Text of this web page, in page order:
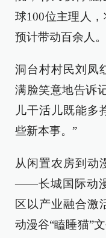
球100位主理人
预计带动百余人。
洞台村村民刘凤
满脸笑意地告诉
儿干活儿既能多
些新本事。”
从闲置农房到动
——长城国际动
区以产业融合激
动漫谷“瞌睡猫”